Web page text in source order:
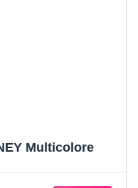
Multicolore